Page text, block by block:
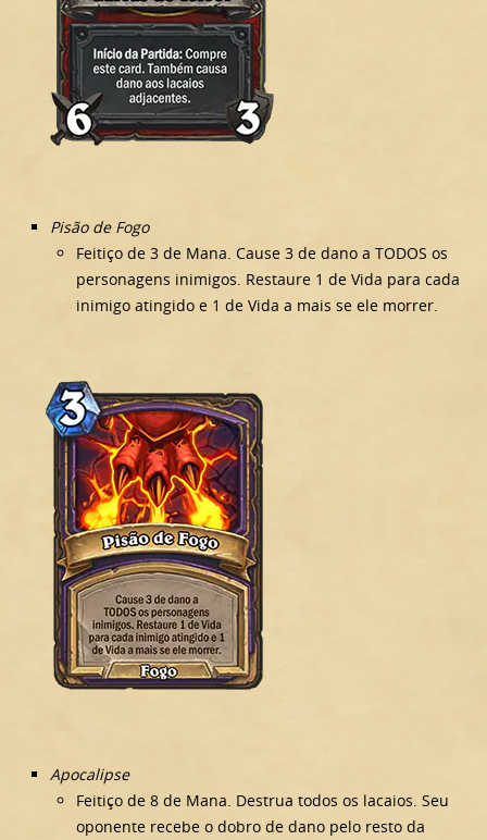
Pisão de Fogo
Feitiço de 3 de Mana. Cause 3 de dano a TODOS os
personagens inimigos. Restaure 1 de Vida para cada
inimigo atingido e 1 de Vida a mais se ele morrer.
Apocalipse
Feitiço de 8 de Mana. Destrua todos os lacaios. Seu
oponente recebe o dobro de dano pelo resto da